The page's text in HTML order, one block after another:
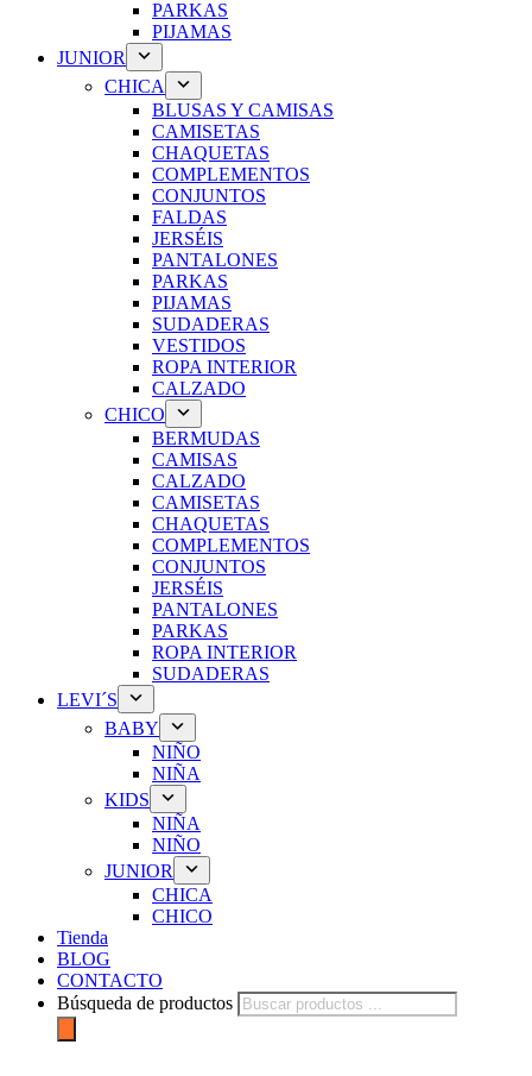
PARKAS
PIJAMAS
JUNIOR
CHICA
BLUSAS Y CAMISAS
CAMISETAS
CHAQUETAS
COMPLEMENTOS
CONJUNTOS
FALDAS
JERSÉIS
PANTALONES
PARKAS
PIJAMAS
SUDADERAS
VESTIDOS
ROPA INTERIOR
CALZADO
CHICO
BERMUDAS
CAMISAS
CALZADO
CAMISETAS
CHAQUETAS
COMPLEMENTOS
CONJUNTOS
JERSÉIS
PANTALONES
PARKAS
ROPA INTERIOR
SUDADERAS
LEVI´S
BABY
NIÑO
NIÑA
KIDS
NIÑA
NIÑO
JUNIOR
CHICA
CHICO
Tienda
BLOG
CONTACTO
Búsqueda de productos